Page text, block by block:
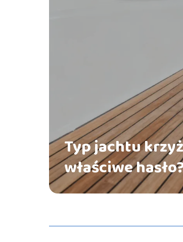
Typ jachtu
właściwe